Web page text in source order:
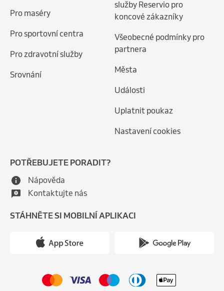
Pro maséry
Pro sportovní centra
Pro zdravotní služby
Srovnání
služby Reservio pro
koncové zákazníky
Všeobecné podmínky pro
partnera
Města
Události
Uplatnit poukaz
Nastavení cookies
POTŘEBUJETE PORADIT?
Nápověda
Kontaktujte nás
STÁHNĚTE SI MOBILNÍ APLIKACI